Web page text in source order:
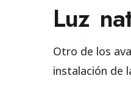
Luz
Otro de los
instalación de